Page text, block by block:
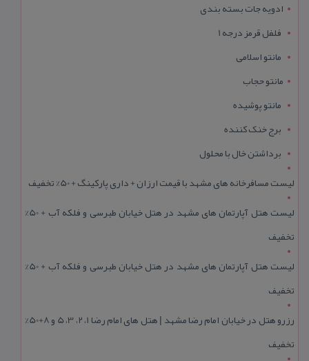
ادویه جات بسته بندی
فلفل قرمز درجه 1
مانتو اسلامی
مانتو حجاب
مانتو پوشیده
برج خنک کننده
برداشتن خال با محلول
لیست مسافرخانه های مشهد با قیمت ارزان + داری پارکینگ + 50% تخفیف
لیست هتل آپارتمان های مشهد در هتل خیابان طبرسی و فلکه آب + 50%
تخفیف
لیست هتل آپارتمان های مشهد در هتل خیابان طبرسی و فلکه آب + 50%
تخفیف
رزرو هتل در خیابان امام رضا مشهد | هتل‌ های امام رضا 1، 2، 3، 5 و 8+50%
تخفیف